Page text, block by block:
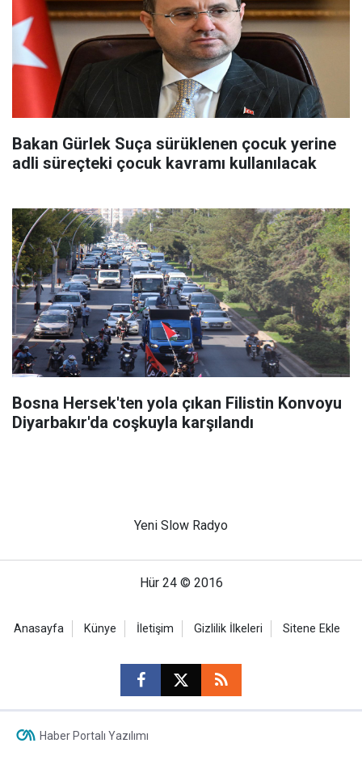
Bakan Gürlek Suça sürüklenen çocuk yerine
adli süreçteki çocuk kavramı kullanılacak
Bosna Hersek'ten yola çıkan Filistin Konvoyu
Diyarbakır'da coşkuyla karşılandı
Yeni Slow Radyo
Hür 24 © 2016
Anasayfa Künye İletişim Gizlilik İlkeleri Sitene Ekle
Haber Portalı Yazılımı